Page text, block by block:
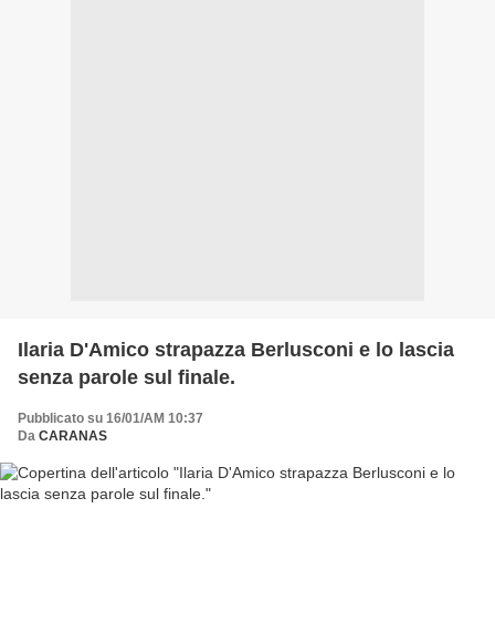
Ilaria D'Amico strapazza Berlusconi e lo lascia
senza parole sul finale.
Pubblicato su 16/01/AM 10:37
Da CARANAS